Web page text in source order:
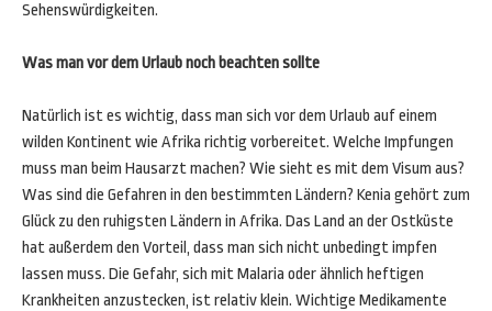
Sehenswürdigkeiten.
Was man vor dem Urlaub noch beachten sollte
Natürlich ist es wichtig, dass man sich vor dem Urlaub auf einem
wilden Kontinent wie Afrika richtig vorbereitet. Welche Impfungen
muss man beim Hausarzt machen? Wie sieht es mit dem Visum aus?
Was sind die Gefahren in den bestimmten Ländern? Kenia gehört zum
Glück zu den ruhigsten Ländern in Afrika. Das Land an der Ostküste
hat außerdem den Vorteil, dass man sich nicht unbedingt impfen
lassen muss. Die Gefahr, sich mit Malaria oder ähnlich heftigen
Krankheiten anzustecken, ist relativ klein. Wichtige Medikamente